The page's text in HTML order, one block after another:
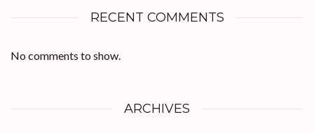
RECENT COMMENTS
No comments to show.
ARCHIVES